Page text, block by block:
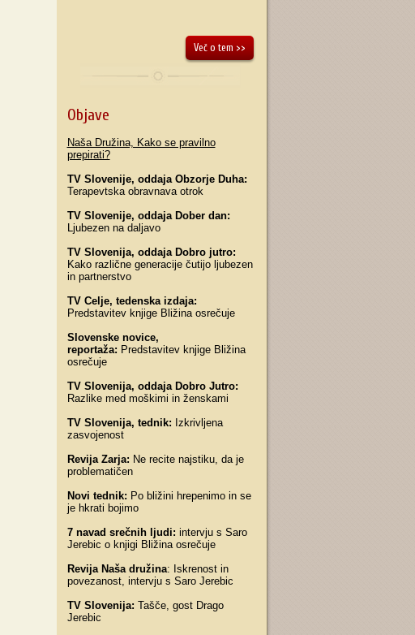
Več o tem >>
Objave
Naša Družina, Kako se pravilno
prepirati?
TV Slovenije, oddaja Obzorje Duha:
Terapevtska obravnava otrok
TV Slovenije, oddaja Dober dan:
Ljubezen na daljavo
TV Slovenija, oddaja Dobro jutro:
Kako različne generacije čutijo ljubezen
in partnerstvo
TV Celje, tedenska izdaja:
Predstavitev knjige Bližina osrečuje
Slovenske novice,
reportaža: Predstavitev knjige Bližina
osrečuje
TV Slovenija, oddaja Dobro Jutro:
Razlike med moškimi in ženskami
TV Slovenija, tednik: Izkrivljena
zasvojenost
Revija Zarja: Ne recite najstiku, da je
problematičen
Novi tednik: Po bližini hrepenimo in se
je hkrati bojimo
7 navad srečnih ljudi: intervju s Saro
Jerebic o knjigi Bližina osrečuje
Revija Naša družina: Iskrenost in
povezanost, intervju s Saro Jerebic
TV Slovenija: Tašče, gost Drago
Jerebic